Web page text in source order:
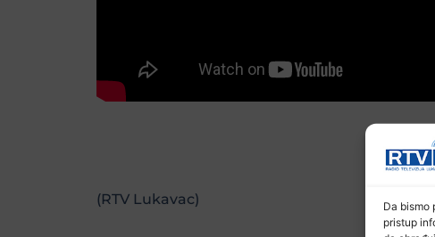
Da bismo
pristup
(RTV Lukavac)